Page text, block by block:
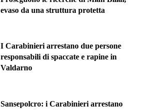
evaso da una struttura protetta
I Carabinieri arrestano due persone
responsabili di spaccate e rapine in
Valdarno
Sansepolcro: i Carabinieri arrestano